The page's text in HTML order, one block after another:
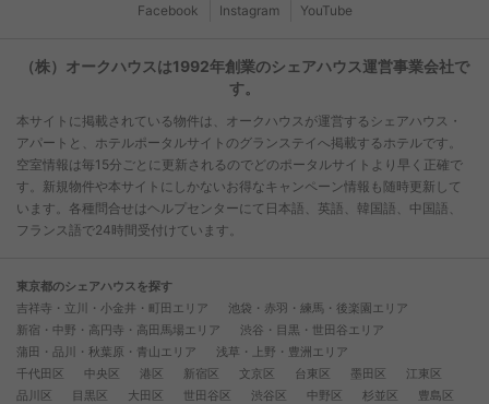
Facebook Instagram YouTube
（株）オークハウスは1992年創業のシェアハウス運営事業会社で
す。
本サイトに掲載されている物件は、オークハウスが運営するシェアハウス・
アパートと、ホテルポータルサイトのグランステイへ掲載するホテルです。
空室情報は毎15分ごとに更新されるのでどのポータルサイトより早く正確で
す。新規物件や本サイトにしかないお得なキャンペーン情報も随時更新して
います。各種問合せはヘルプセンターにて日本語、英語、韓国語、中国語、
フランス語で24時間受付けています。
東京都のシェアハウスを探す
吉祥寺・立川・小金井・町田エリア
池袋・赤羽・練馬・後楽園エリア
新宿・中野・高円寺・高田馬場エリア
渋谷・目黒・世田谷エリア
蒲田・品川・秋葉原・青山エリア
浅草・上野・豊洲エリア
千代田区
中央区 港区 新宿区 文京区 台東区 墨田区
江東区
品川区
目黒区 大田区 世田谷区 渋谷区 中野区 杉並区
豊島区